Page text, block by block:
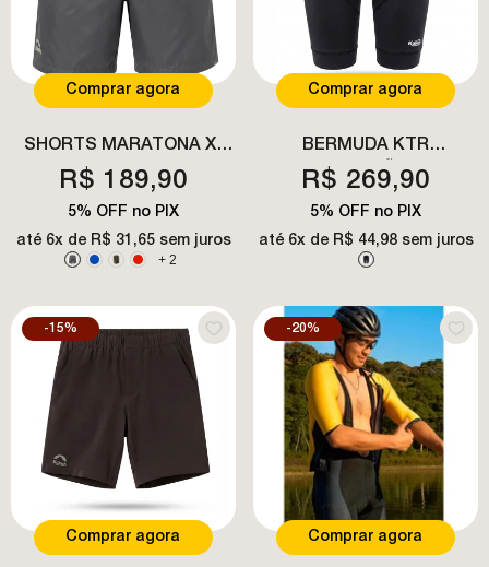
Comprar agora
SHORTS MARATONA X-
LITE MASCULINO
R$ 189,90
5% OFF no PIX
até 6x de R$ 31,65sem juros
+ 2
Comprar agora
BERMUDA KTR
COMPRESSÃO PRO
R$ 269,90
5% OFF no PIX
até 6x de R$ 44,98sem juros
-15%
Comprar agora
-20%
Comprar agora